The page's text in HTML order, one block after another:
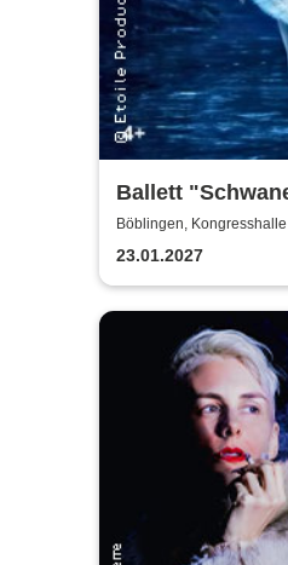
Ballett
Klassisches
Böblingen,
23.01.2027